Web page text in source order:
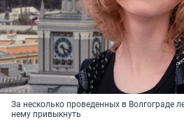
За несколько проведенных в Волгограде
нему привыкнуть